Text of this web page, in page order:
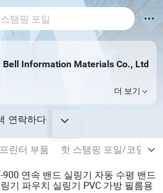
Bell Information Materials Co., Ltd
더 보기
연락하다
프린터 부품
핫 스탬핑 포일/코딩 리
900 연속 밴드 실링기 자동 수평 밴드
기 파우치 실링기 PVC 가방 필름용